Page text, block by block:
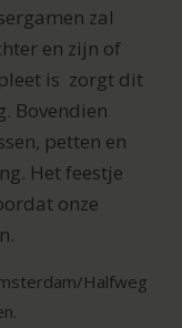
zal
en zijn of
is zorgt dit
Bovendien
petten en
Het feestje
onze
Halfweg